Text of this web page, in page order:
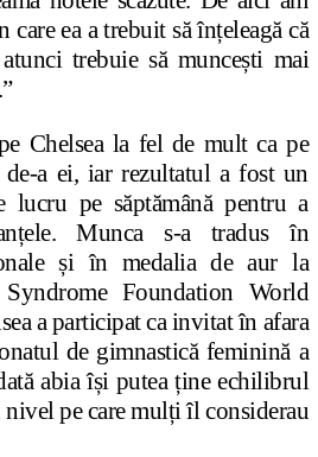
care ea a trebuit să înțeleagă că
trebuie să muncești mai
Chelsea la fel de mult ca pe
de-a ei, iar rezultatul a fost un
pe săptămână pentru a
Munca s-a tradus în
și în medalia de aur la
Foundation World
a participat ca invitat în afara
de gimnastică feminină a
abia își putea ține echilibrul
nivel pe care mulți îl considerau